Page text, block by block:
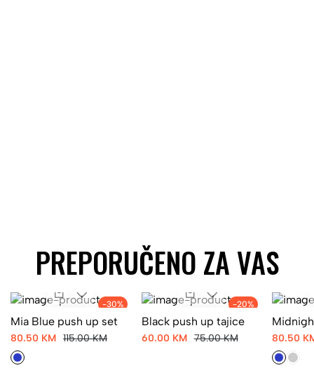
PREPORUČENO ZA VAS
-30%
Mia Blue push up set
80.50 KM 115.00 KM
-20%
Black push up tajice
60.00 KM 75.00 KM
set
80.50